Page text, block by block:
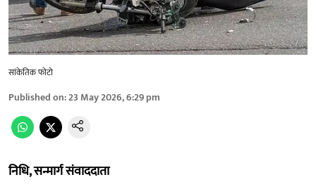
सांकेतिक फोटो
Published on:23 May 2026, 6:29 pm
नि​धि, सन्मार्ग संवाददाता